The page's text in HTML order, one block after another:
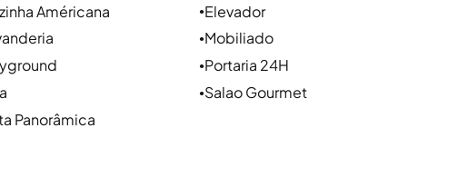
uma imobiliária em Porto Alegre com mais de 47 anos
ajudar você a alugar apartamento em Porto Alegre com
Américana ●Elevador
●Mobiliado
●Portaria 24H
●Salao Gourmet
Panorâmica